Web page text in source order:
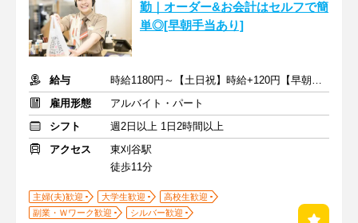
勤｜オーダー&お会計はセルフで簡
単◎[早朝手当あり]
給与
時給1180円～【土日祝】時給+120円【早朝】時給+150円
雇用形態
アルバイト・パート
シフト
週2日以上 1日2時間以上
アクセス
東刈谷駅
徒歩11分
主婦(夫)歓迎 大学生歓迎
高校生歓迎
副業・Ｗワーク歓迎
シルバー歓迎